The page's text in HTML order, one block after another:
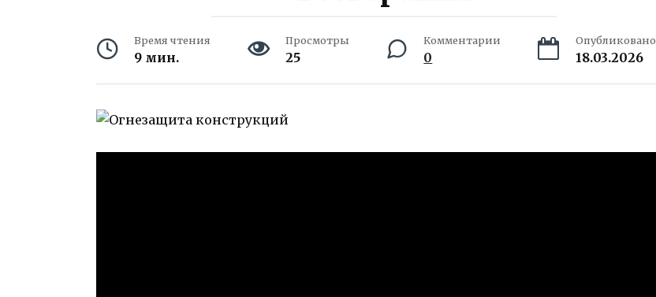
Время чтения
9 мин.
Просмотры
25
Комментарии
0
Опубликовано
18.03.2026